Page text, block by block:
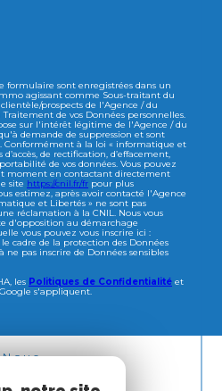
formulaire sont enregistrées dans un
agissant comme Sous-traitant du
prospects de l'Agence / du
de vos Données personnelles.
sur l'intérêt légitime de l'Agence / du
demande de suppression et sont
Conformément à la loi « informatique et
de rectification, d’effacement,
de vos données. Vous pouvez
moment en contactant directement
site https://cnil.fr/fr pour plus
estimez, après avoir contacté l'Agence
et Libertés » ne sont pas
réclamation à la CNIL. Nous vous
d'opposition au démarchage
vous pouvez vous inscrire ici :
le cadre de la protection des Données
ne pas inscrire de Données sensibles
les Politiques de Confidentialité et
s'appliquent.
Nous